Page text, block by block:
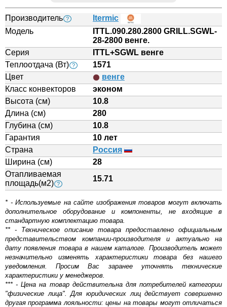
Производитель ?
Itermic
Модель
ITTL.090.280.2800 GRILL.SGWL-
28-2800 венге.
Серия
ITTL+SGWL венге
Теплоотдача (Вт) ?
1571
Цвет
венге
Класс конвекторов
эконом
Высота (см)
10.8
Длина (см)
280
Глубина (см)
10.8
Гарантия
10 лет
Страна
Россия
Ширина (см)
28
Отапливаемая
площадь(м2) ?
15.71
* - Используемые на сайте изображения товаров могут включать
дополнительное оборудование и компоненты, не входящие в
стандартную комплектацию товара.
** - Техническое описание товара предоставлено официальным
представительством компании-производителя и актуально на
дату появления товара в нашем каталоге. Производитель может
незначительно изменять характеристики товара без нашего
уведомления. Просим Вас заранее уточнять технические
характеристики у менеджеров.
*** - Цена на товар действительна для потребителей категории
"физические лица". Для юридических лиц действует совершенно
другая программа лояльности: цены на товары могут отличаться